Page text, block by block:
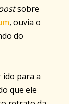
sobre
, ouvia o
do
ido para a
que ele